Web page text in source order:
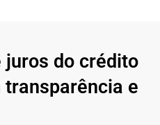
juros do crédito
e